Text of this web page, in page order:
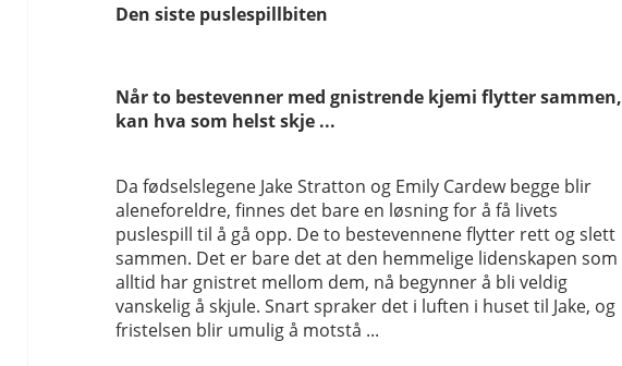
Den siste puslespillbiten
Når to bestevenner med gnistrende kjemi flytter sammen,
kan hva som helst skje ...
Da fødselslegene Jake Stratton og Emily Cardew begge blir
aleneforeldre, finnes det bare en løsning for å få livets
puslespill til å gå opp. De to bestevennene flytter rett og slett
sammen. Det er bare det at den hemmelige lidenskapen som
alltid har gnistret mellom dem, nå begynner å bli veldig
vanskelig å skjule. Snart spraker det i luften i huset til Jake, og
fristelsen blir umulig å motstå ...